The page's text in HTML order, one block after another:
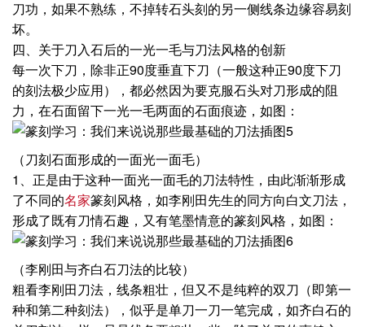
刀功，如果不熟练，不掉转石头刻的另一侧线条边缘容易刻
坏。
四、关于刀入石后的一光一毛与刀法风格的创新
每一次下刀，除非正90度垂直下刀（一般这种正90度下刀
的刻法极少应用），都必然因为要克服石头对刀形成的阻
力，在石面留下一光一毛两面的石面痕迹，如图：
（刀刻石面形成的一面光一面毛）
1、正是由于这种一面光一面毛的刀法特性，由此渐渐形成
了不同的名家篆刻风格，如李刚田先生的同方向白文刀法，
形成了既有刀情石趣，又有笔墨情意的篆刻风格，如图：
（李刚田与齐白石刀法的比较）
粗看李刚田刀法，线条粗壮，但又不是纯粹的双刀（即第一
种和第二种刻法），似乎是单刀一刀一笔完成，如齐白石的